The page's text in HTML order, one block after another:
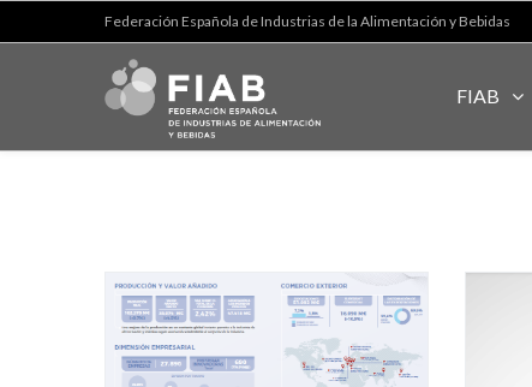
Federación Española de Industrias de la Alimentación y Bebidas
FIAB